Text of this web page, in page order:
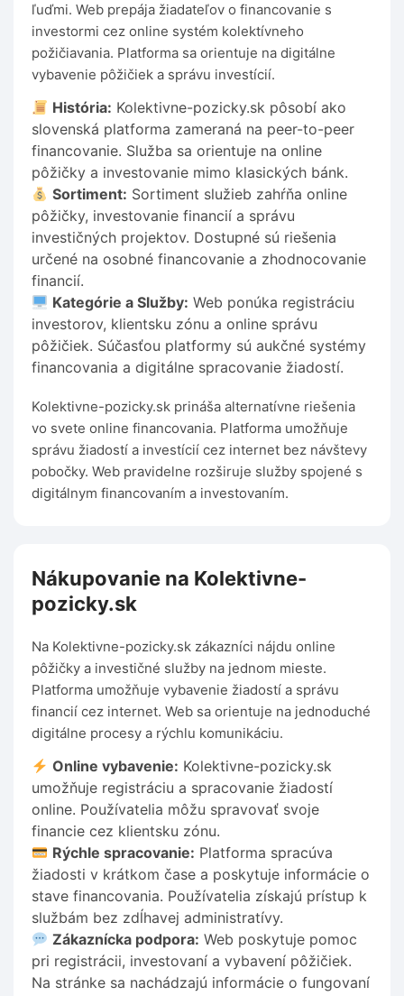
ľuďmi. Web prepája žiadateľov o financovanie s
investormi cez online systém kolektívneho
požičiavania. Platforma sa orientuje na digitálne
vybavenie pôžičiek a správu investícií.
História: Kolektivne-pozicky.sk pôsobí ako
slovenská platforma zameraná na peer-to-peer
financovanie. Služba sa orientuje na online
pôžičky a investovanie mimo klasických bánk.
Sortiment: Sortiment služieb zahŕňa online
pôžičky, investovanie financií a správu
investičných projektov. Dostupné sú riešenia
určené na osobné financovanie a zhodnocovanie
financií.
Kategórie a Služby: Web ponúka registráciu
investorov, klientsku zónu a online správu
pôžičiek. Súčasťou platformy sú aukčné systémy
financovania a digitálne spracovanie žiadostí.
Kolektivne-pozicky.sk prináša alternatívne riešenia
vo svete online financovania. Platforma umožňuje
správu žiadostí a investícií cez internet bez návštevy
pobočky. Web pravidelne rozširuje služby spojené s
digitálnym financovaním a investovaním.
Nákupovanie na Kolektivne-
pozicky.sk
Na Kolektivne-pozicky.sk zákazníci nájdu online
pôžičky a investičné služby na jednom mieste.
Platforma umožňuje vybavenie žiadostí a správu
financií cez internet. Web sa orientuje na jednoduché
digitálne procesy a rýchlu komunikáciu.
Online vybavenie: Kolektivne-pozicky.sk
umožňuje registráciu a spracovanie žiadostí
online. Používatelia môžu spravovať svoje
financie cez klientsku zónu.
Rýchle spracovanie: Platforma spracúva
žiadosti v krátkom čase a poskytuje informácie o
stave financovania. Používatelia získajú prístup k
službám bez zdĺhavej administratívy.
Zákaznícka podpora: Web poskytuje pomoc
pri registrácii, investovaní a vybavení pôžičiek.
Na stránke sa nachádzajú informácie o fungovaní